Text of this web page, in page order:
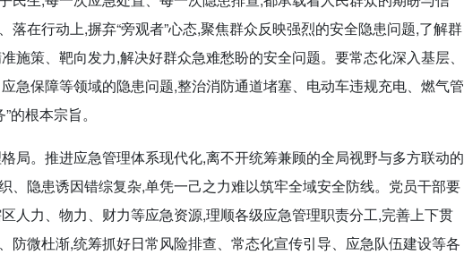
在行动上,摒弃“旁观者”心态,聚焦群众反映强烈的安全隐患问题,了解群
施策、靶向发力,解决好群众急难愁盼的安全问题。要常态化深入基层、
急保障等领域的隐患问题,整治消防通道堵塞、电动车违规充电、燃气管
根本宗旨。
局。 推进应急管理体系现代化,离不开统筹兼顾的全局视野与多方联动的
、隐患诱因错综复杂,单凭一己之力难以筑牢全域安全防线。党员干部要
人力、物力、财力等应急资源,理顺各级应急管理职责分工,完善上下贯
防微杜渐,统筹抓好日常风险排查、常态化宣传引导、应急队伍建设等各